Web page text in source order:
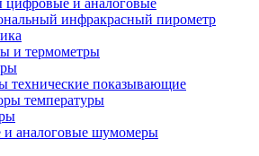
цифровые и аналоговые
инфракрасный пирометр
и термометры
технические показывающие
температуры
аналоговые шумомеры